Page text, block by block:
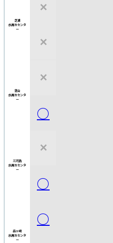
芝浦
水再生センタ
ー
×
×
落合
水再生センタ
ー
×
○
三河島
水再生センタ
ー
×
○
森ヶ崎
水再生センタ
ー
○